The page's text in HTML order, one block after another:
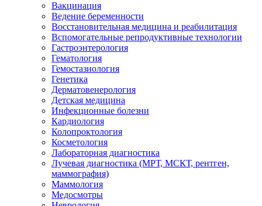
Вакцинация
Ведение беременности
Восстановительная медицина и реабилитация
Вспомогательные репродуктивные технологии
Гастроэнтерология
Гематология
Гемостазиология
Генетика
Дерматовенерология
Детская медицина
Инфекционные болезни
Кардиология
Колопроктология
Косметология
Лабораторная диагностика
Лучевая диагностика (МРТ, МСКТ, рентген,
маммография)
Маммология
Медосмотры